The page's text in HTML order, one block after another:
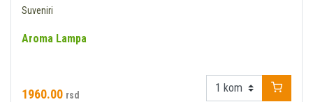
Suveniri
Aroma Lampa
1960.00 rsd